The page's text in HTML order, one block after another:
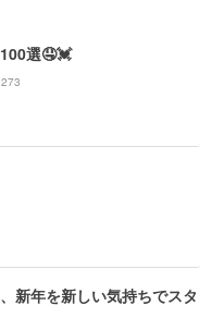
選🤤💓
273
新年を新しい気持ちでスタ